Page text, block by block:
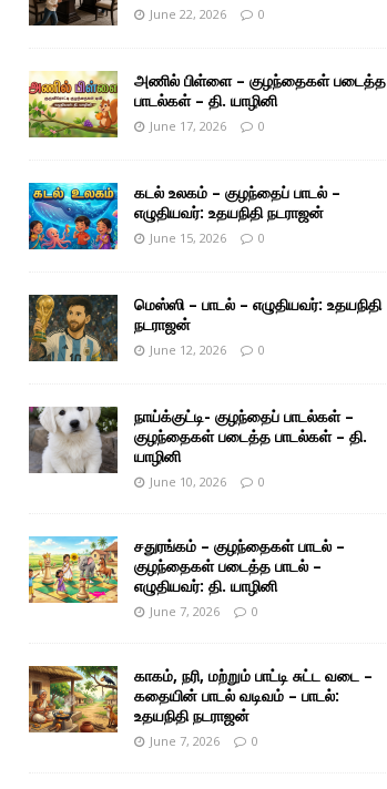
June 22, 2026 0
அணில் பிள்ளை – குழந்தைகள் படைத்த
பாடல்கள் – தி. யாழினி
June 17, 2026 0
கடல் உலகம் – குழந்தைப் பாடல் –
எழுதியவர்: உதயநிதி நடராஜன்
June 15, 2026 0
மெஸ்ஸி – பாடல் – எழுதியவர்: உதயநிதி
நடராஜன்
June 12, 2026 0
நாய்க்குட்டி- குழந்தைப் பாடல்கள் –
குழந்தைகள் படைத்த பாடல்கள் – தி.
யாழினி
June 10, 2026 0
சதுரங்கம் – குழந்தைகள் பாடல் –
குழந்தைகள் படைத்த பாடல் –
எழுதியவர்: தி. யாழினி
June 7, 2026 0
காகம், நரி, மற்றும் பாட்டி சுட்ட வடை –
கதையின் பாடல் வடிவம் – பாடல்:
உதயநிதி நடராஜன்
June 7, 2026 0